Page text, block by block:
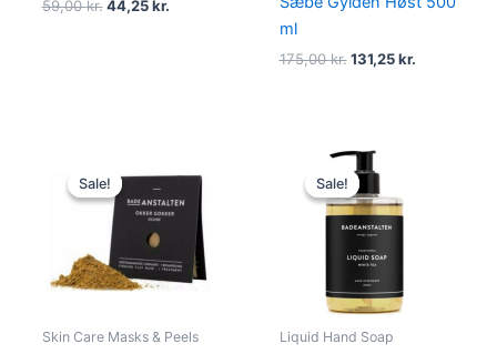
59,00kr. 44,25kr.
ml
175,00kr. 131,25kr.
Sale!
Sale!
Skin Care Masks & Peels
price
was:
49,00 kr..
price
35,00 kr..
Sale!
Sale!
Liquid Hand Soap
Original
price
was:
119,00 kr..